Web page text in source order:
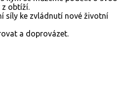
z obtíží.
síly ke zvládnutí nové životní
a doprovázet.